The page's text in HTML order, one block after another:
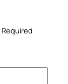
Required